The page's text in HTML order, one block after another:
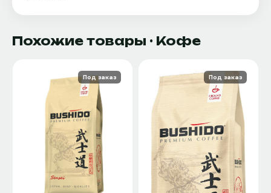
Похожие товары · Кофе
Под заказ Под заказ